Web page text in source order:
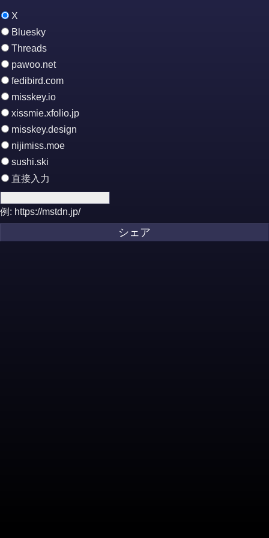
X
Bluesky
Threads
pawoo.net
fedibird.com
misskey.io
xissmie.xfolio.jp
misskey.design
nijimiss.moe
sushi.ski
直接入力
例: https://mstdn.jp/